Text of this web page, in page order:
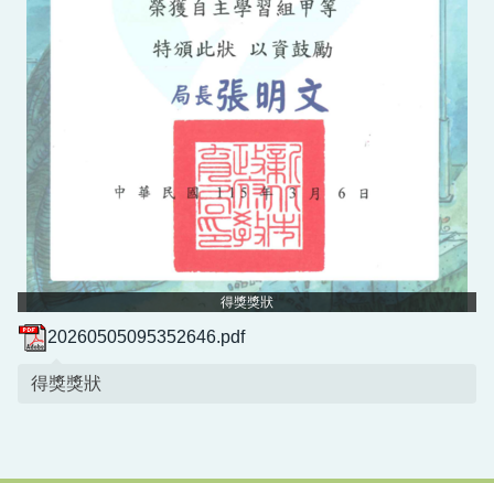
校園健康守則-生病不上學
得獎獎狀
20260505095352646.pdf
得獎獎狀